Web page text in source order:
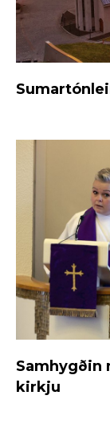
Samhygðin
kirkju